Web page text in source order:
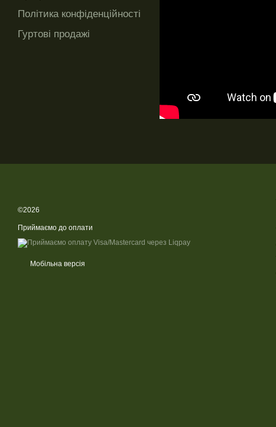
Політика конфіденційності
Гуртові продажі
©2026
Приймаємо до оплати
Мобільна версія